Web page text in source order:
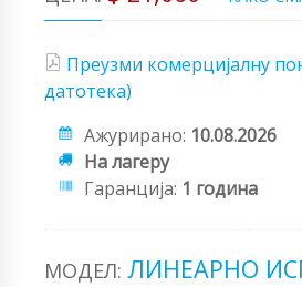
Преузми комерцијалну
датотека)
Ажурирано: 10.08.2026
На лагеру
Гаранција: 1 година
МОДЕЛ: ЛИНЕАРНО